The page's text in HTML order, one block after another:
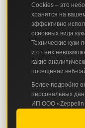
Cookies – это
хранятся на
эффективно
основных вида
Технические куки
и от них
какие
посещении веб-
Более подробно
персональных
ИП ООО «Zeppelin